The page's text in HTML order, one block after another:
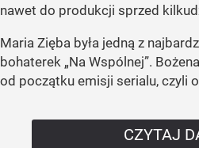
nawet do produkcji sprzed
Maria Zięba była jedną z
bohaterek „Na Wspólnej”.
od początku emisji serialu, czyli
CZYTAJ